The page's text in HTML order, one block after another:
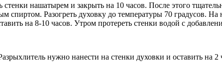
нашатырем и закрыть на 10 часов. После этого
спиртом. Разогреть духовку до температуры 70 градусов.
на 8-10 часов. Утром протереть стенки водой с
нужно нанести на стенки духовки и оставить на